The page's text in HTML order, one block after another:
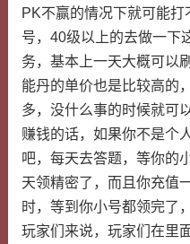
PK不赢的情况下就可能
号，40级以上的去做一下
务，基本上一天大概可以
能丹的单价也是比较高的
多，没什么事的时候就可
赚钱的话，如果你不是个
吧，每天去答题，等你的
天领精密了，而且你充值
时，等到你小号都领完了
玩家们来说，玩家们在里